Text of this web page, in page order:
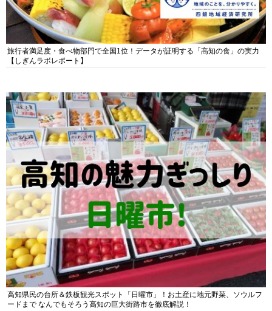
旅行者満足度・食べ物部門で全国1位！データが証明する「高知の食」の実力
【しぎんラボレポート】
高知県民の台所＆鉄板観光スポット「日曜市」！お土産に地元野菜、ソウルフ
ードまで なんでもそろう高知の巨大街路市を徹底解説！